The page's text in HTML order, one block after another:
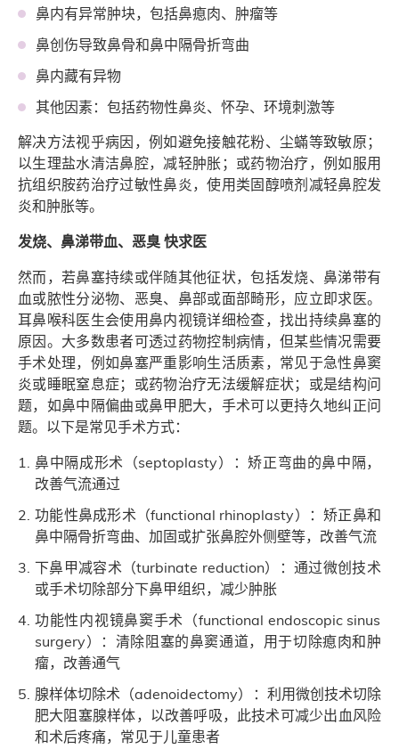
鼻内有异常肿块，包括鼻瘜肉、肿瘤等
鼻创伤导致鼻骨和鼻中隔骨折弯曲
鼻内藏有异物
其他因素：包括药物性鼻炎、怀孕、环境刺激等
解决方法视乎病因，例如避免接触花粉、尘蟎等致敏原；
以生理盐水清洁鼻腔，减轻肿胀；或药物治疗，例如服用
抗组织胺药治疗过敏性鼻炎，使用类固醇喷剂减轻鼻腔发
炎和肿胀等。
发烧、鼻涕带血、恶臭 快求医
然而，若鼻塞持续或伴随其他征状，包括发烧、鼻涕带有
血或脓性分泌物、恶臭、鼻部或面部畸形，应立即求医。
耳鼻喉科医生会使用鼻内视镜详细检查，找出持续鼻塞的
原因。大多数患者可透过药物控制病情，但某些情况需要
手术处理，例如鼻塞严重影响生活质素，常见于急性鼻窦
炎或睡眠窒息症；或药物治疗无法缓解症状；或是结构问
题，如鼻中隔偏曲或鼻甲肥大，手术可以更持久地纠正问
题。以下是常见手术方式：
鼻中隔成形术（septoplasty）：矫正弯曲的鼻中隔，
改善气流通过
功能性鼻成形术（functional rhinoplasty）：矫正鼻和
鼻中隔骨折弯曲、加固或扩张鼻腔外侧壁等，改善气流
下鼻甲减容术（turbinate reduction）：通过微创技术
或手术切除部分下鼻甲组织，减少肿胀
功能性内视镜鼻窦手术（functional endoscopic sinus
surgery）：清除阻塞的鼻窦通道，用于切除瘜肉和肿
瘤，改善通气
腺样体切除术（adenoidectomy）：利用微创技术切除
肥大阻塞腺样体，以改善呼吸，此技术可减少出血风险
和术后疼痛，常见于儿童患者